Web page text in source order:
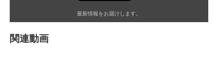
最新情報をお届けします。
関連動画